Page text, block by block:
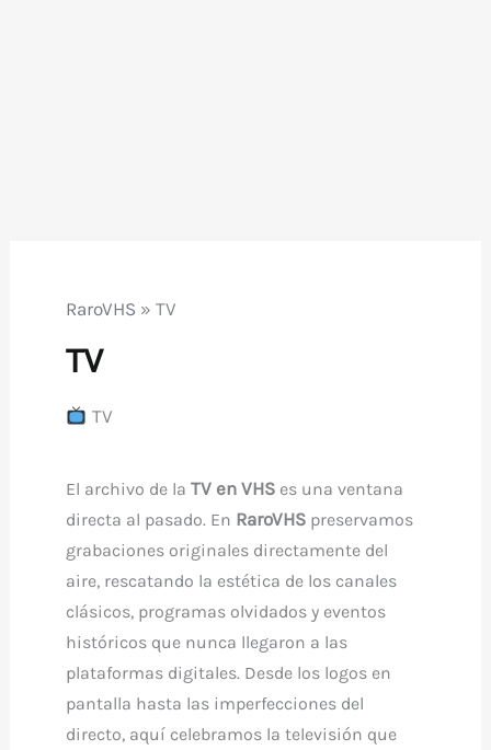
RaroVHS »TV
TV
TV
El archivo de laTV en VHS es una ventana
directa al pasado. En RaroVHS preservamos
grabaciones originales directamente del
aire, rescatando la estética de los canales
clásicos, programas olvidados y eventos
históricos que nunca llegaron a las
plataformas digitales. Desde los logos en
pantalla hasta las imperfecciones del
directo, aquí celebramos la televisión que